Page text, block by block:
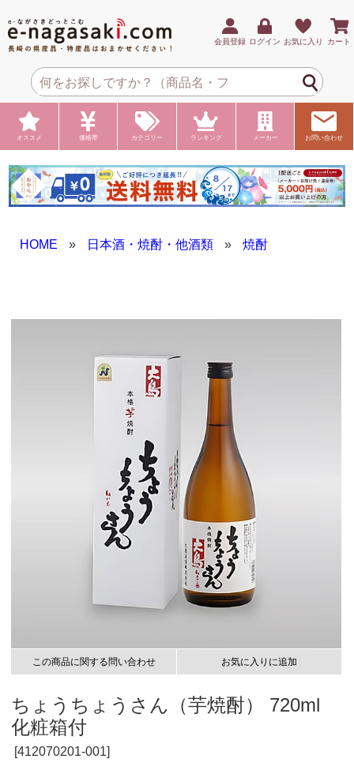
会員登録 ログイン お気に入り カート
オススメ 価格帯 カテゴリー ランキング メーカー お問い合わせ
HOME » 日本酒・焼酎・他酒類 » 焼酎
この商品に関する問い合わせ お気に入りに追加
ちょうちょうさん（芋焼酎） 720ml
化粧箱付
[412070201-001]